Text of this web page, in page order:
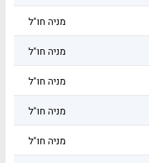
מניה חו"ל
מניה חו"ל
מניה חו"ל
מניה חו"ל
מניה חו"ל